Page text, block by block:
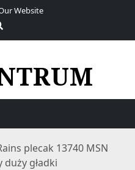
Website
plecak 13740 MSN
gładki